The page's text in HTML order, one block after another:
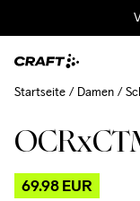
69.98 EUR
Startseite Damen
Outlet